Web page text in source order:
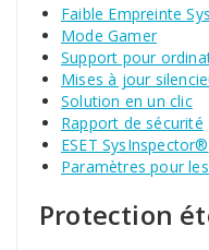
Faible Empreinte
Mode Gamer
Support pour
Mises à jour
Solution en un clic
Rapport de sécurité
ESET SysInspector®
Paramètres pour
Protection